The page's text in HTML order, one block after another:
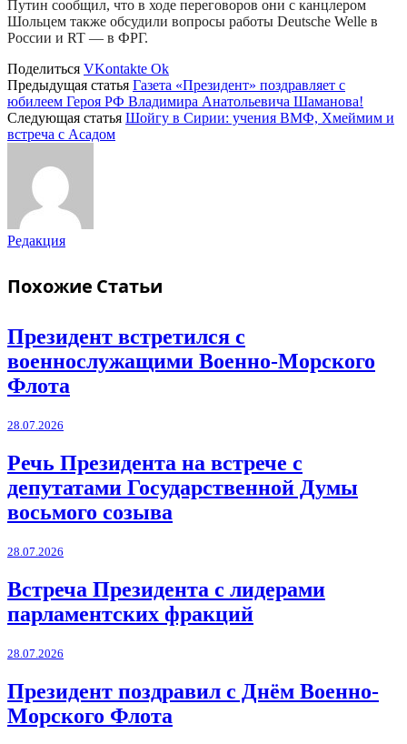
Путин сообщил, что в ходе переговоров они с канцлером
Шольцем также обсудили вопросы работы Deutsche Welle в
России и RT — в ФРГ.
Поделиться VKontakte Ok
Предыдущая статья Газета «Президент» поздравляет с
юбилеем Героя РФ Владимира Анатольевича Шаманова!
Следующая статья Шойгу в Сирии: учения ВМФ, Хмеймим и
встреча с Асадом
Редакция
Похожие Статьи
Президент встретился с
военнослужащими Военно-Морского
Флота
28.07.2026
Речь Президента на встрече с
депутатами Государственной Думы
восьмого созыва
28.07.2026
Встреча Президента с лидерами
парламентских фракций
28.07.2026
Президент поздравил с Днём Военно-
Морского Флота